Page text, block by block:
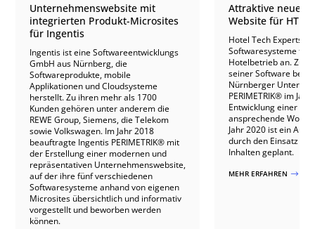
Unternehmenswebsite mit
integrierten Produkt-Microsites
für Ingentis
Ingentis ist eine Softwareentwicklungs
GmbH aus Nürnberg, die
Softwareprodukte, mobile
Applikationen und Cloudsysteme
herstellt. Zu ihren mehr als 1700
Kunden gehören unter anderem die
REWE Group, Siemens, die Telekom
sowie Volkswagen. Im Jahr 2018
beauftragte Ingentis PERIMETRIK® mit
der Erstellung einer modernen und
repräsentativen Unternehmenswebsite,
auf der ihre fünf verschiedenen
Softwaresysteme anhand von eigenen
Microsites übersichtlich und informativ
vorgestellt und beworben werden
können.
Attraktive neue
Website für HTE
Hotel Tech Experts
Softwaresysteme für
Hotelbetrieb an. Zur
seiner Software
Nürnberger
PERIMETRIK® im
Entwicklung einer
ansprechende
Jahr 2020 ist ein
durch den Einsatz
Inhalten geplant.
MEHR ERFAHREN $